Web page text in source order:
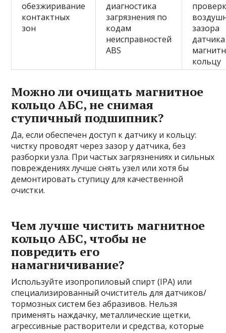
обезжиривание
контактных
зон
диагностика
загрязнения по
кодам
неисправностей
ABS
зазора
кольцу
Можно ли очищать магнитное
кольцо АБС, не снимая
ступичный подшипник?
Да, если обеспечен доступ к датчику и кольцу:
чистку проводят через зазор у датчика, без
разборки узла. При частых загрязнениях и сильных
повреждениях лучше снять узел или хотя бы
демонтировать ступицу для качественной
очистки.
Чем лучше чистить магнитное
кольцо АБС, чтобы не
повредить его
намагничивание?
Используйте изопропиловый спирт (IPA) или
специализированный очиститель для датчиков/
тормозных систем без абразивов. Нельзя
применять наждачку, металлические щетки,
агрессивные растворители и средства, которые